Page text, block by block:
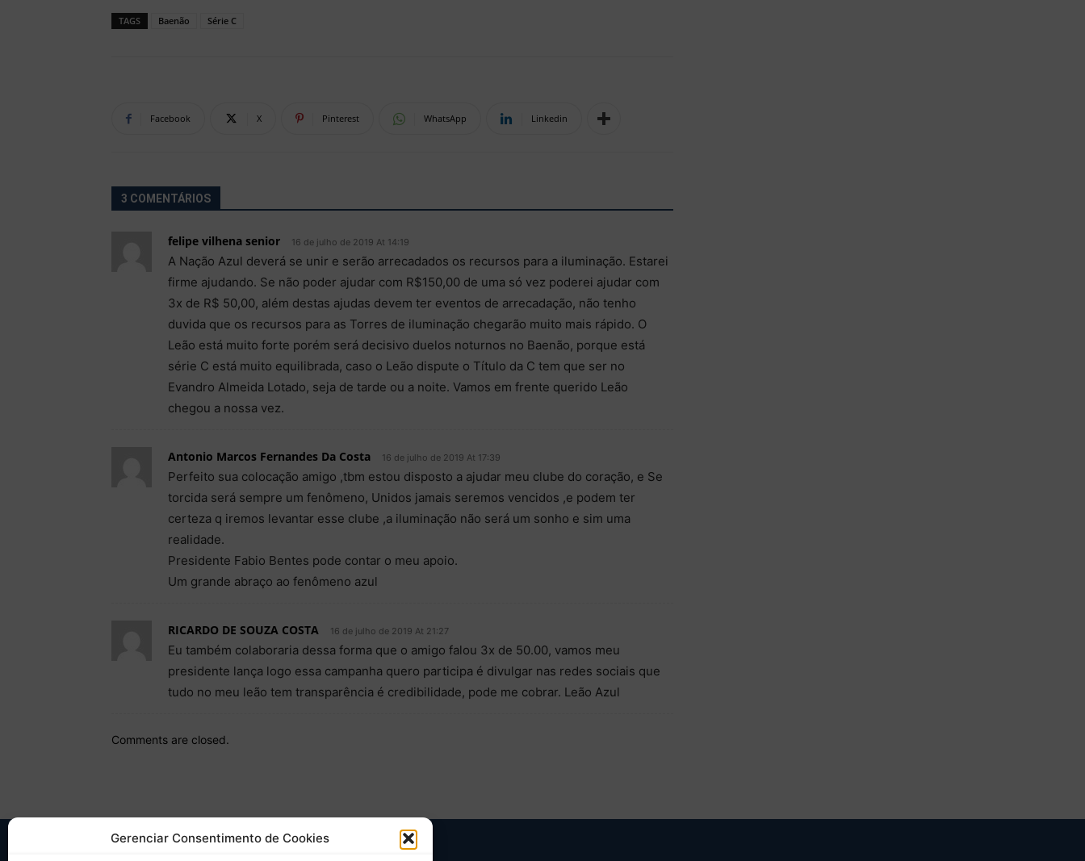
Gerenciar Consentimento de Cookies
TAGS Baenão Série C
Facebook X Pinterest WhatsApp Linkedin
3 COMENTÁRIOS
felipe vilhena senior 16 de julho de 2019 At 14:19
A Nação Azul deverá se unir e serão arrecadados os recursos para a iluminação. Estarei
firme ajudando. Se não poder ajudar com R$150,00 de uma só vez poderei ajudar com
3x de R$ 50,00, além destas ajudas devem ter eventos de arrecadação, não tenho
duvida que os recursos para as Torres de iluminação chegarão muito mais rápido. O
Leão está muito forte porém será decisivo duelos noturnos no Baenão, porque está
série C está muito equilibrada, caso o Leão dispute o Título da C tem que ser no
Evandro Almeida Lotado, seja de tarde ou a noite. Vamos em frente querido Leão
chegou a nossa vez.
Antonio Marcos Fernandes Da Costa 16 de julho de 2019 At 17:39
Perfeito sua colocação amigo ,tbm estou disposto a ajudar meu clube do coração, e Se
torcida será sempre um fenômeno, Unidos jamais seremos vencidos ,e podem ter
certeza q iremos levantar esse clube ,a iluminação não será um sonho e sim uma
realidade.
Presidente Fabio Bentes pode contar o meu apoio.
Um grande abraço ao fenômeno azul
RICARDO DE SOUZA COSTA 16 de julho de 2019 At 21:27
Eu também colaboraria dessa forma que o amigo falou 3x de 50.00, vamos meu
presidente lança logo essa campanha quero participa é divulgar nas redes sociais que
tudo no meu leão tem transparência é credibilidade, pode me cobrar. Leão Azul
Comments are closed.